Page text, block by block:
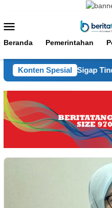
konten
Mobile
Beranda Pemerintahan
Konten Spesial
Pamulang Sigap Tindak